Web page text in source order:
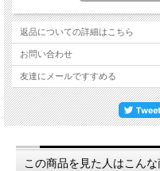
返品についての詳細はこちら
お問い合わせ
友達にメールですすめる
この商品を見た人はこん